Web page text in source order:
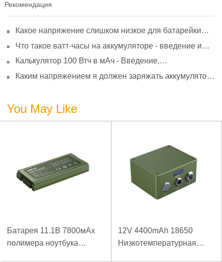
Рекомендация
Какое напряжение слишком низкое для батарейки
старение
Что такое ватт-часы на аккумуляторе - введение и
Калькулятор 100 Втч в мАч - Введение,
Каким напряжением я должен заряжать аккумулятор
You May Like
Батарея 11.1В 7800мАх
полимера ноутбука
12V 4400mAh 18650
Низкотемпературная